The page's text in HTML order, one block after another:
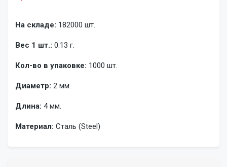
На складе: 182000 шт.
Вес 1 шт.: 0.13 г.
Кол-во в упаковке: 1000 шт.
Диаметр: 2 мм.
Длина: 4 мм.
Материал: Сталь (Steel)